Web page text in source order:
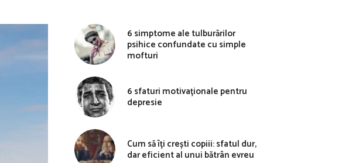
6 simptome ale tulburărilor
psihice confundate cu simple
mofturi
6 sfaturi motivaționale pentru
depresie
Cum să îți crești copiii: sfatul dur,
dar eficient al unui bătrân evreu